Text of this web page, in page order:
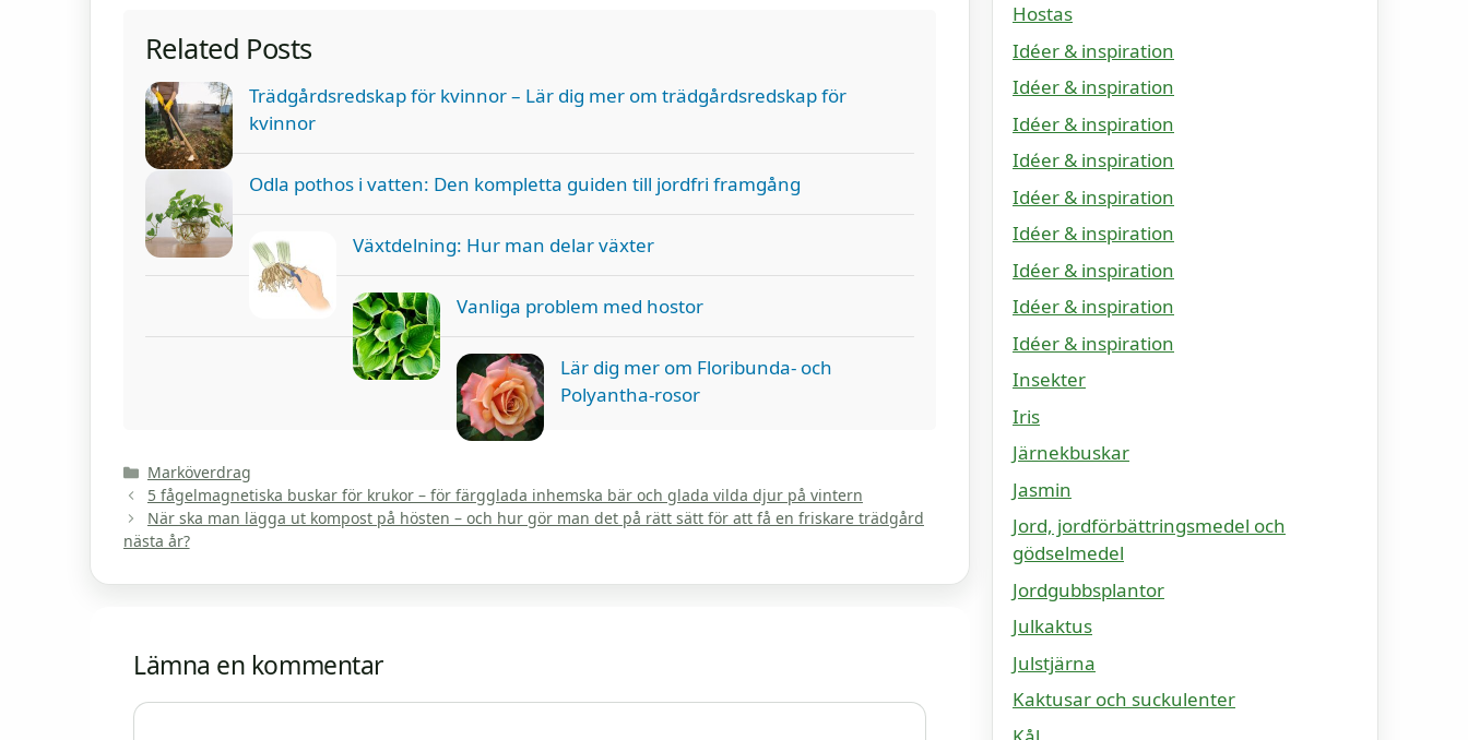
Related Posts
Trädgårdsredskap för kvinnor – Lär dig mer om trädgårdsredskap för
kvinnor
Odla pothos i vatten: Den kompletta guiden till jordfri framgång
Växtdelning: Hur man delar växter
Vanliga problem med hostor
Lär dig mer om Floribunda- och
Polyantha-rosor
Kategorier
Marköverdrag
5 fågelmagnetiska buskar för krukor – för färgglada inhemska bär och glada vilda djur på vintern
När ska man lägga ut kompost på hösten – och hur gör man det på rätt sätt för att få en friskare trädgård
nästa år?
Lämna en kommentar
Kommentar
Hostas
Idéer & inspiration
Idéer & inspiration
Idéer & inspiration
Idéer & inspiration
Idéer & inspiration
Idéer & inspiration
Idéer & inspiration
Idéer & inspiration
Idéer & inspiration
Insekter
Iris
Järnekbuskar
Jasmin
Jord, jordförbättringsmedel och
gödselmedel
Jordgubbsplantor
Julkaktus
Julstjärna
Kaktusar och suckulenter